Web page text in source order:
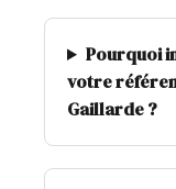
Pourquoi
votre
Gaillarde ?